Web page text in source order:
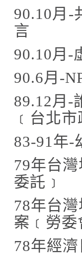
90.10月 -
言
90.10月 -
90.6月 -
89.12月 -
﹝台北
83-91年-
79年台
委託﹞
78年台
案﹝勞委
78年經